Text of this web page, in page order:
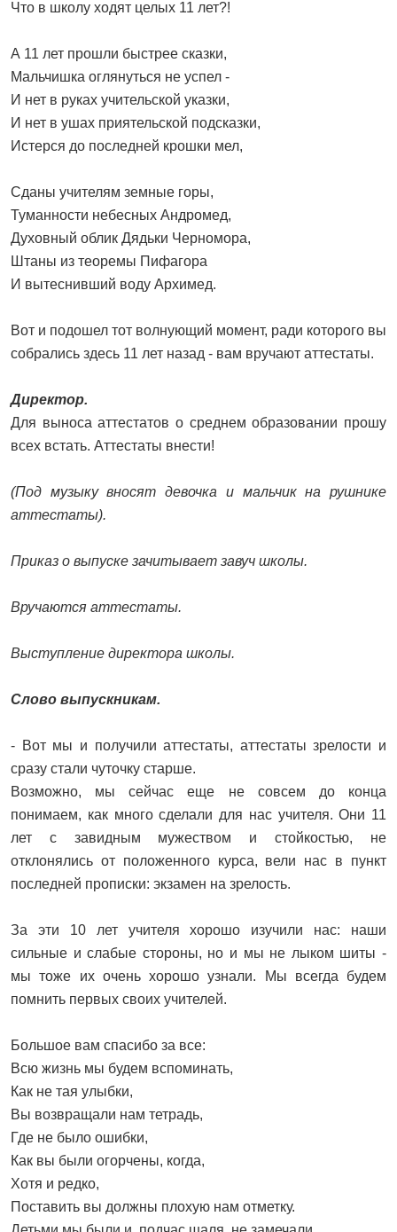
Что в школу ходят целых 11 лет?!
А 11 лет прошли быстрее сказки,
Мальчишка оглянуться не успел -
И нет в руках учительской указки,
И нет в ушах приятельской подсказки,
Истерся до последней крошки мел,
Сданы учителям земные горы,
Туманности небесных Андромед,
Духовный облик Дядьки Черномора,
Штаны из теоремы Пифагора
И вытеснивший воду Архимед.
Вот и подошел тот волнующий момент, ради которого вы
собрались здесь 11 лет назад - вам вручают аттестаты.
Директор.
Для выноса аттестатов о среднем образовании прошу
всех встать. Аттестаты внести!
(Под музыку вносят девочка и мальчик на рушнике
аттестаты).
Приказ о выпуске зачитывает завуч школы.
Вручаются аттестаты.
Выступление директора школы.
Слово выпускникам.
- Вот мы и получили аттестаты, аттестаты зрелости и
сразу стали чуточку старше.
Возможно, мы сейчас еще не совсем до конца
понимаем, как много сделали для нас учителя. Они 11
лет с завидным мужеством и стойкостью, не
отклонялись от положенного курса, вели нас в пункт
последней прописки: экзамен на зрелость.
За эти 10 лет учителя хорошо изучили нас: наши
сильные и слабые стороны, но и мы не лыком шиты -
мы тоже их очень хорошо узнали. Мы всегда будем
помнить первых своих учителей.
Большое вам спасибо за все:
Всю жизнь мы будем вспоминать,
Как не тая улыбки,
Вы возвращали нам тетрадь,
Где не было ошибки,
Как вы были огорчены, когда,
Хотя и редко,
Поставить вы должны плохую нам отметку.